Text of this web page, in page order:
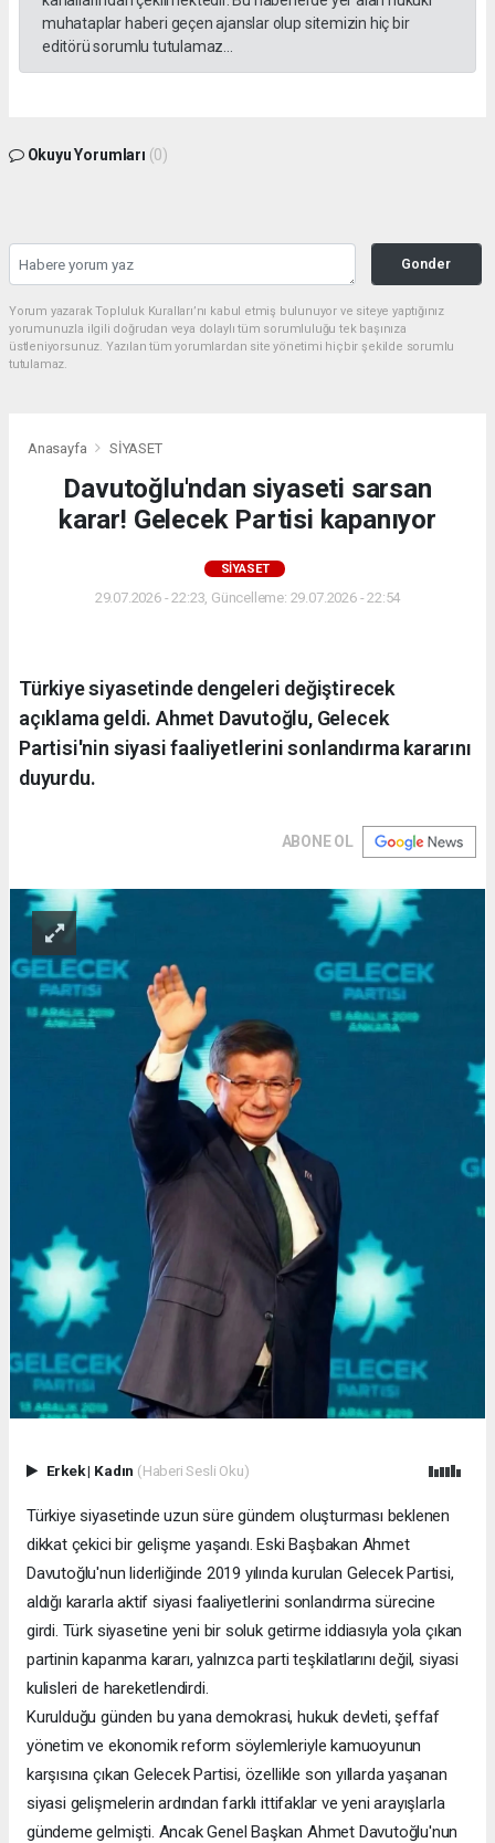
muhataplar haberi geçen ajanslar olup sitemizin hiç bir
editörü sorumlu tutulamaz...
Okuyu Yorumları (0)
Gonder
Yorum yazarak Topluluk Kuralları’nı kabul etmiş bulunuyor ve siteye yaptığınız
yorumunuzla ilgili doğrudan veya dolaylı tüm sorumluluğu tek başınıza
üstleniyorsunuz. Yazılan tüm yorumlardan site yönetimi hiçbir şekilde sorumlu
tutulamaz.
Anasayfa SİYASET
Davutoğlu'ndan siyaseti sarsan
karar! Gelecek Partisi kapanıyor
SİYASET
29.07.2026 - 22:23, Güncelleme: 29.07.2026 - 22:54
Türkiye siyasetinde dengeleri değiştirecek
açıklama geldi. Ahmet Davutoğlu, Gelecek
Partisi'nin siyasi faaliyetlerini sonlandırma kararını
duyurdu.
ABONE OL
Erkek| Kadın (Haberi Sesli Oku)
Türkiye siyasetinde uzun süre gündem oluşturması beklenen
dikkat çekici bir gelişme yaşandı. Eski Başbakan Ahmet
Davutoğlu'nun liderliğinde 2019 yılında kurulan Gelecek Partisi,
aldığı kararla aktif siyasi faaliyetlerini sonlandırma sürecine
girdi. Türk siyasetine yeni bir soluk getirme iddiasıyla yola çıkan
partinin kapanma kararı, yalnızca parti teşkilatlarını değil, siyasi
kulisleri de hareketlendirdi.
Kurulduğu günden bu yana demokrasi, hukuk devleti, şeffaf
yönetim ve ekonomik reform söylemleriyle kamuoyunun
karşısına çıkan Gelecek Partisi, özellikle son yıllarda yaşanan
siyasi gelişmelerin ardından farklı ittifaklar ve yeni arayışlarla
gündeme gelmişti. Ancak Genel Başkan Ahmet Davutoğlu'nun